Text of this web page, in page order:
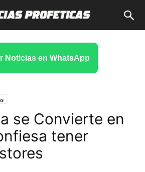
Noticias en WhatsApp
se Convierte en
tener